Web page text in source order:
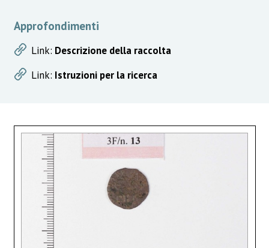
Approfondimenti
Link: Descrizione della raccolta
Link: Istruzioni per la ricerca